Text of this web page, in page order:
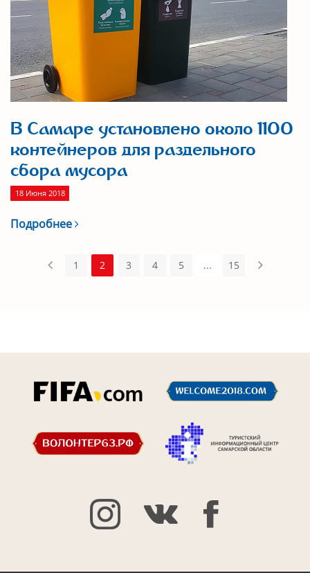
В Самаре установлено около 1100
контейнеров для раздельного
сбора мусора
18 Июня 2018
Подробнее
1 2 3 4 5 ... 15